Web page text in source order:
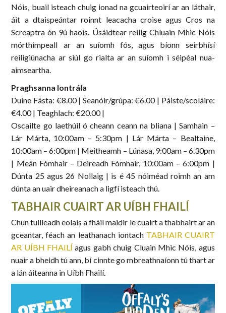
Nóis, buail isteach chuig ionad na gcuairteoirí ar an láthair,
áit a dtaispeántar roinnt leacacha croise agus Cros na
Screaptra ón 9ú haois. Úsáidtear reilig Chluain Mhic Nóis
mórthimpeall ar an suíomh fós, agus bíonn seirbhísí
reiligiúnacha ar siúl go rialta ar an suíomh i séipéal nua-
aimseartha.
Praghsanna Iontrála
Duine Fásta: €8.00 | Seanóir/grúpa: €6.00 | Páiste/scoláire:
€4.00 | Teaghlach: €20.00 |
Oscailte go laethúil ó cheann ceann na bliana | Samhain –
Lár Márta, 10:00am – 5:30pm | Lár Márta – Bealtaine,
10:00am – 6:00pm | Meitheamh – Lúnasa, 9:00am – 6.30pm
| Meán Fómhair – Deireadh Fómhair, 10:00am – 6:00pm |
Dúnta 25 agus 26 Nollaig | is é 45 nóiméad roimh an am
dúnta an uair dheireanach a ligfí isteach thú.
TABHAIR CUAIRT AR UÍBH FHAILÍ
Chun tuilleadh eolais a fháil maidir le cuairt a thabhairt ar an
gceantar, féach an leathanach iontach TABHAIR CUAIRT
AR UÍBH FHAILÍ agus gabh chuig Cluain Mhic Nóis, agus
nuair a bheidh tú ann, bí cinnte go mbreathnaíonn tú thart ar
a lán áiteanna in Uíbh Fhailí.